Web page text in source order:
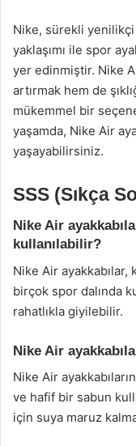
Nike, sürekli yenilikçi
yaklaşımı ile spor
yer edinmiştir. Nike
artırmak hem de
mükemmel bir
yaşamda, Nike Air
yaşayabilirsiniz.
SSS (Sıkça
Nike Air
kullanılabilir?
Nike Air
birçok spor dalında
rahatlıkla giyilebilir.
Nike Air
Nike Air
ve hafif bir sabun
için suya maruz